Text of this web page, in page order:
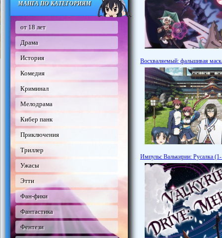
МАНГА ПО КАТЕГОРИЯМ
от 18 лет
Драма
История
Комедия
Криминал
Мелодрама
Кибер панк
Приключения
Триллер
Ужасы
Этти
Фан-фики
Фантастика
Фентези
Восхваляемый: фальшивая
Импульс Валькирии: Русалка